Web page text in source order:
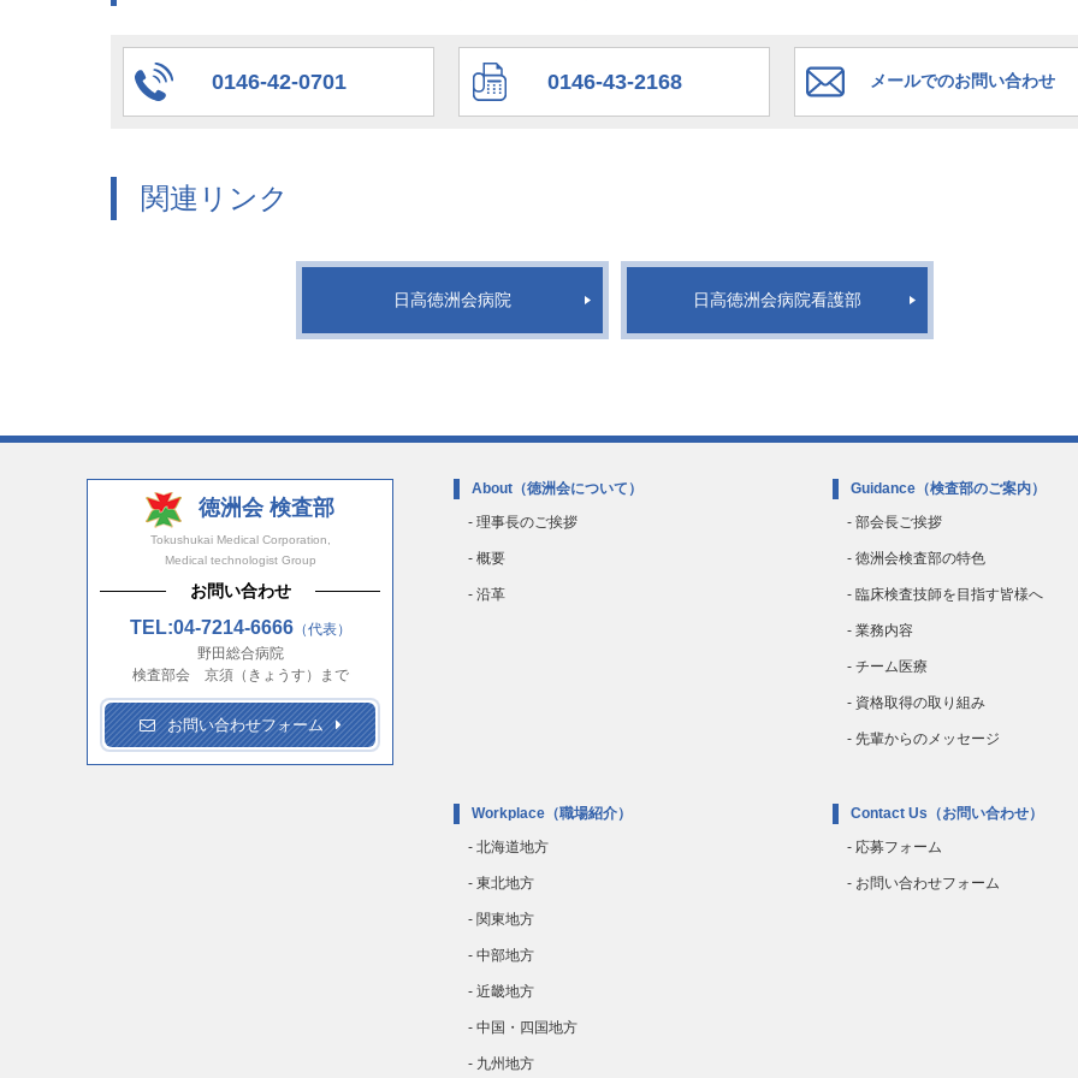
0146-42-0701 0146-43-2168 メールでのお問い合わせ
関連リンク
日高徳洲会病院 日高徳洲会病院看護部
徳洲会 検査部
Tokushukai Medical Corporation,
Medical technologist Group
お問い合わせ
TEL:04-7214-6666（代表）
野田総合病院
検査部会 京須（きょうす）まで
お問い合わせフォーム
About （徳洲会について）
- 理事長のご挨拶
- 概要
- 沿革
Guidance （検査部のご案内）
- 部会長ご挨拶
- 徳洲会検査部の特色
- 臨床検査技師を目指す皆様へ
- 業務内容
- チーム医療
- 資格取得の取り組み
- 先輩からのメッセージ
Workplace （職場紹介）
- 北海道地方
- 東北地方
- 関東地方
- 中部地方
- 近畿地方
- 中国・四国地方
- 九州地方
Contact Us （お問い合わせ）
- 応募フォーム
- お問い合わせフォーム